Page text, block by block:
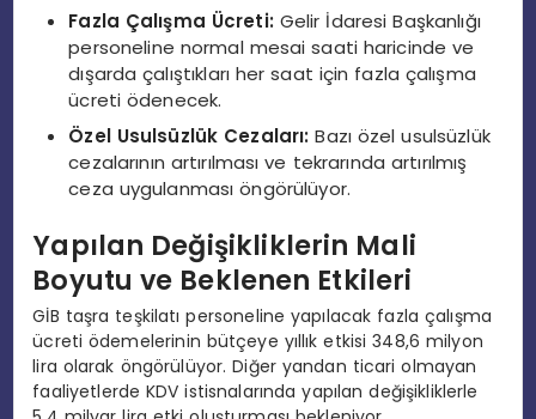
Fazla Çalışma Ücreti: Gelir İdaresi Başkanlığı
personeline normal mesai saati haricinde ve
dışarda çalıştıkları her saat için fazla çalışma
ücreti ödenecek.
Özel Usulsüzlük Cezaları: Bazı özel usulsüzlük
cezalarının artırılması ve tekrarında artırılmış
ceza uygulanması öngörülüyor.
Yapılan Değişikliklerin Mali
Boyutu ve Beklenen Etkileri
GİB taşra teşkilatı personeline yapılacak fazla çalışma
ücreti ödemelerinin bütçeye yıllık etkisi 348,6 milyon
lira olarak öngörülüyor. Diğer yandan ticari olmayan
faaliyetlerde KDV istisnalarında yapılan değişikliklerle